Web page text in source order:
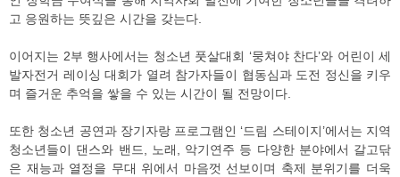
고 응원하는 뜻깊은 시간을 갖는다.
이어지는 2부 행사에서는 청소년 풋살대회 ‘뭉쳐야 찬다’와 어린이 세
발자전거 레이싱 대회가 열려 참가자들이 협동심과 도전 정신을 키우
며 즐거운 추억을 쌓을 수 있는 시간이 될 전망이다.
또한 청소년 공연과 장기자랑 프로그램인 ‘드림 스테이지’에서는 지역
청소년들이 댄스와 밴드, 노래, 악기연주 등 다양한 분야에서 갈고닦
은 재능과 열정을 무대 위에서 마음껏 선보이며 축제 분위기를 더욱